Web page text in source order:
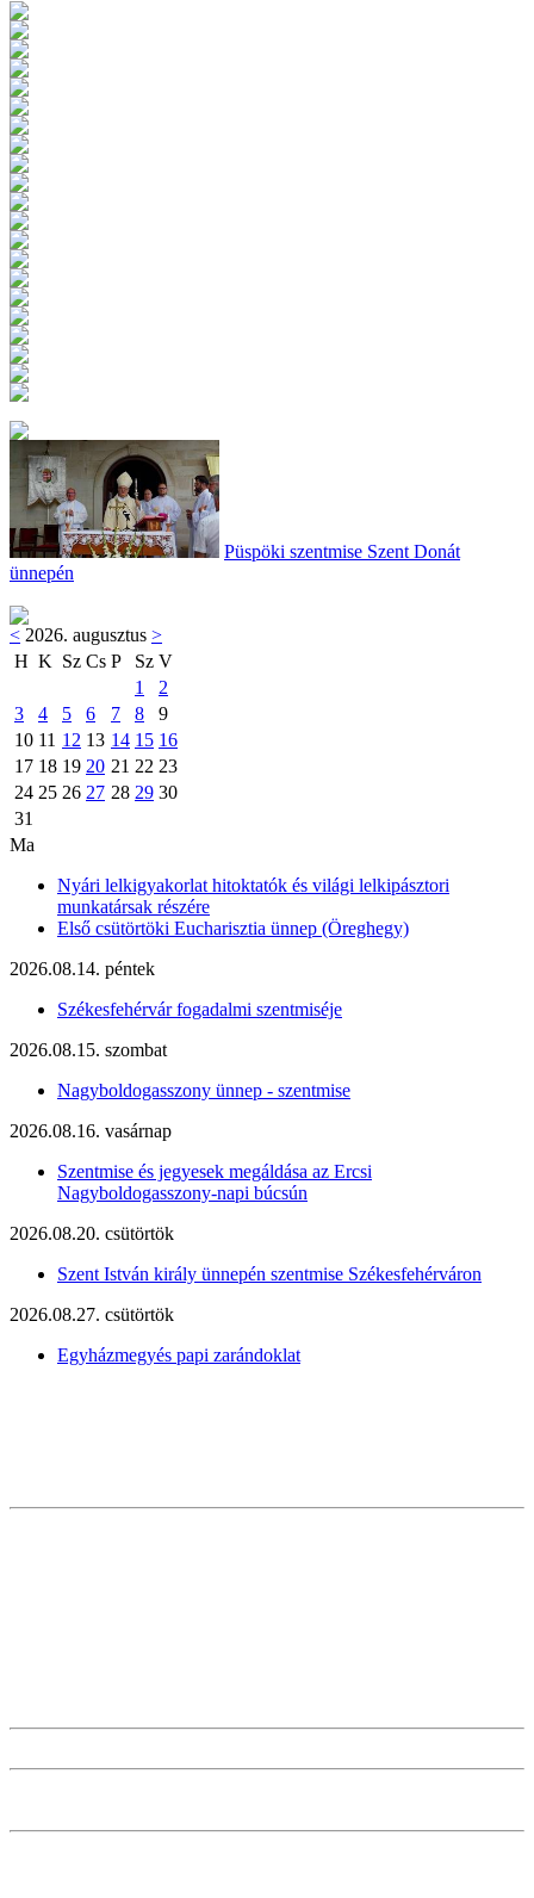
Püspöki szentmise Szent Donát
ünnepén
< 2026. augusztus >
H K Sz Cs P Sz V
1
2
3
4 5 6 7 8
9
10 11 12 13 14 15 16
17 18 19 20 21 22 23
24 25 26 27 28 29 30
31
Ma
Nyári lelkigyakorlat hitoktatók és világi lelkipásztori
munkatársak részére
Első csütörtöki Eucharisztia ünnep (Öreghegy)
2026.08.14. péntek
Székesfehérvár fogadalmi szentmiséje
2026.08.15. szombat
Nagyboldogasszony ünnep - szentmise
2026.08.16. vasárnap
Szentmise és jegyesek megáldása az Ercsi
Nagyboldogasszony-napi búcsún
2026.08.20. csütörtök
Szent István király ünnepén szentmise Székesfehérváron
2026.08.27. csütörtök
Egyházmegyés papi zarándoklat